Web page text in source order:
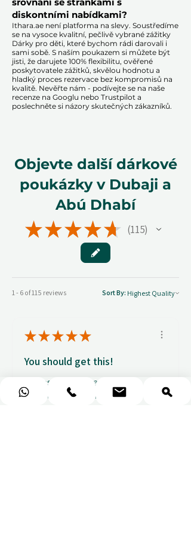
srovnání se stránkami s
diskontními nabídkami?​
​​Ithara.ae není platforma na slevy. Soustředíme
se na vysoce kvalitní, pečlivě vybrané zážitky
Dárky pro děti, které bychom rádi darovali i
sami sobě. S naším poukazem si můžete být
jisti, že darujete 100% flexibilitu, ověřené
poskytovatele zážitků, skvělou hodnotu a
hladký proces rezervace bez kompromisů na
kvalitě. Nevěřte nám - podívejte se na naše
recenze na Googlu nebo Trustpilot a
poslechněte si názory skutečných zákazníků.
Objevte další dárkové
poukázky v Dubaji a
Abú Dhabí
★★★★★ 115
115
1 - 6 of 115 reviews Sort By:
★★★★★
You should get this!
Professionalism and
attention to details